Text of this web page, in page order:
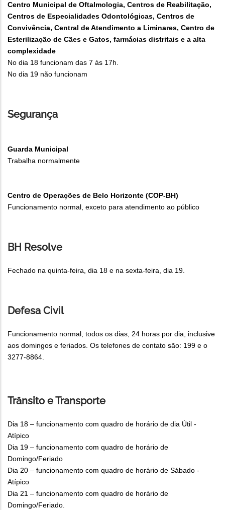
Centro Municipal de Oftalmologia, Centros de Reabilitação,
Centros de Especialidades Odontológicas, Centros de
Convivência, Central de Atendimento a Liminares, Centro de
Esterilização de Cães e Gatos, farmácias distritais e a alta
complexidade
No dia 18 funcionam das 7 às 17h.
No dia 19 não funcionam
Segurança
Guarda Municipal
Trabalha normalmente
Centro de Operações de Belo Horizonte (COP-BH)
Funcionamento normal, exceto para atendimento ao público
BH Resolve
Fechado na quinta-feira, dia 18 e na sexta-feira, dia 19.
Defesa Civil
Funcionamento normal, todos os dias, 24 horas por dia, inclusive
aos domingos e feriados. Os telefones de contato são: 199 e o
3277-8864.
Trânsito e Transporte
Dia 18 – funcionamento com quadro de horário de dia Útil -
Atípico
Dia 19 – funcionamento com quadro de horário de
Domingo/Feriado
Dia 20 – funcionamento com quadro de horário de Sábado -
Atípico
Dia 21 – funcionamento com quadro de horário de
Domingo/Feriado.